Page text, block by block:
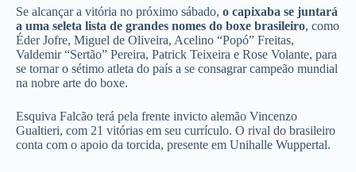
Se alcançar a vitória no próximo sábado, o capixaba se juntará
a uma seleta lista de grandes nomes do boxe brasileiro, como
Éder Jofre, Miguel de Oliveira, Acelino “Popó” Freitas,
Valdemir “Sertão” Pereira, Patrick Teixeira e Rose Volante, para
se tornar o sétimo atleta do país a se consagrar campeão mundial
na nobre arte do boxe.
Esquiva Falcão terá pela frente invicto alemão Vincenzo
Gualtieri, com 21 vitórias em seu currículo. O rival do brasileiro
conta com o apoio da torcida, presente em Unihalle Wuppertal.